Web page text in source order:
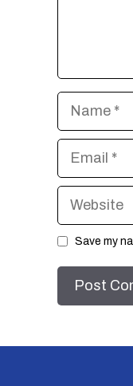
Name
Email
Website
Save my